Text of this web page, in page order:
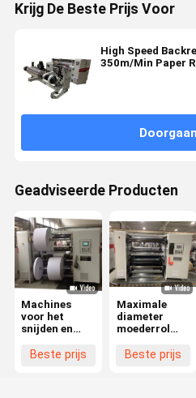
Krijg De Beste Prijs Voor
High Speed
350m/Min Paper
Doorgaan
Geadviseerde Producten
Machines
voor het
snijden en
van
Beste prijs
Maximale
diameter
moederrol
High Speed
Beste prijs